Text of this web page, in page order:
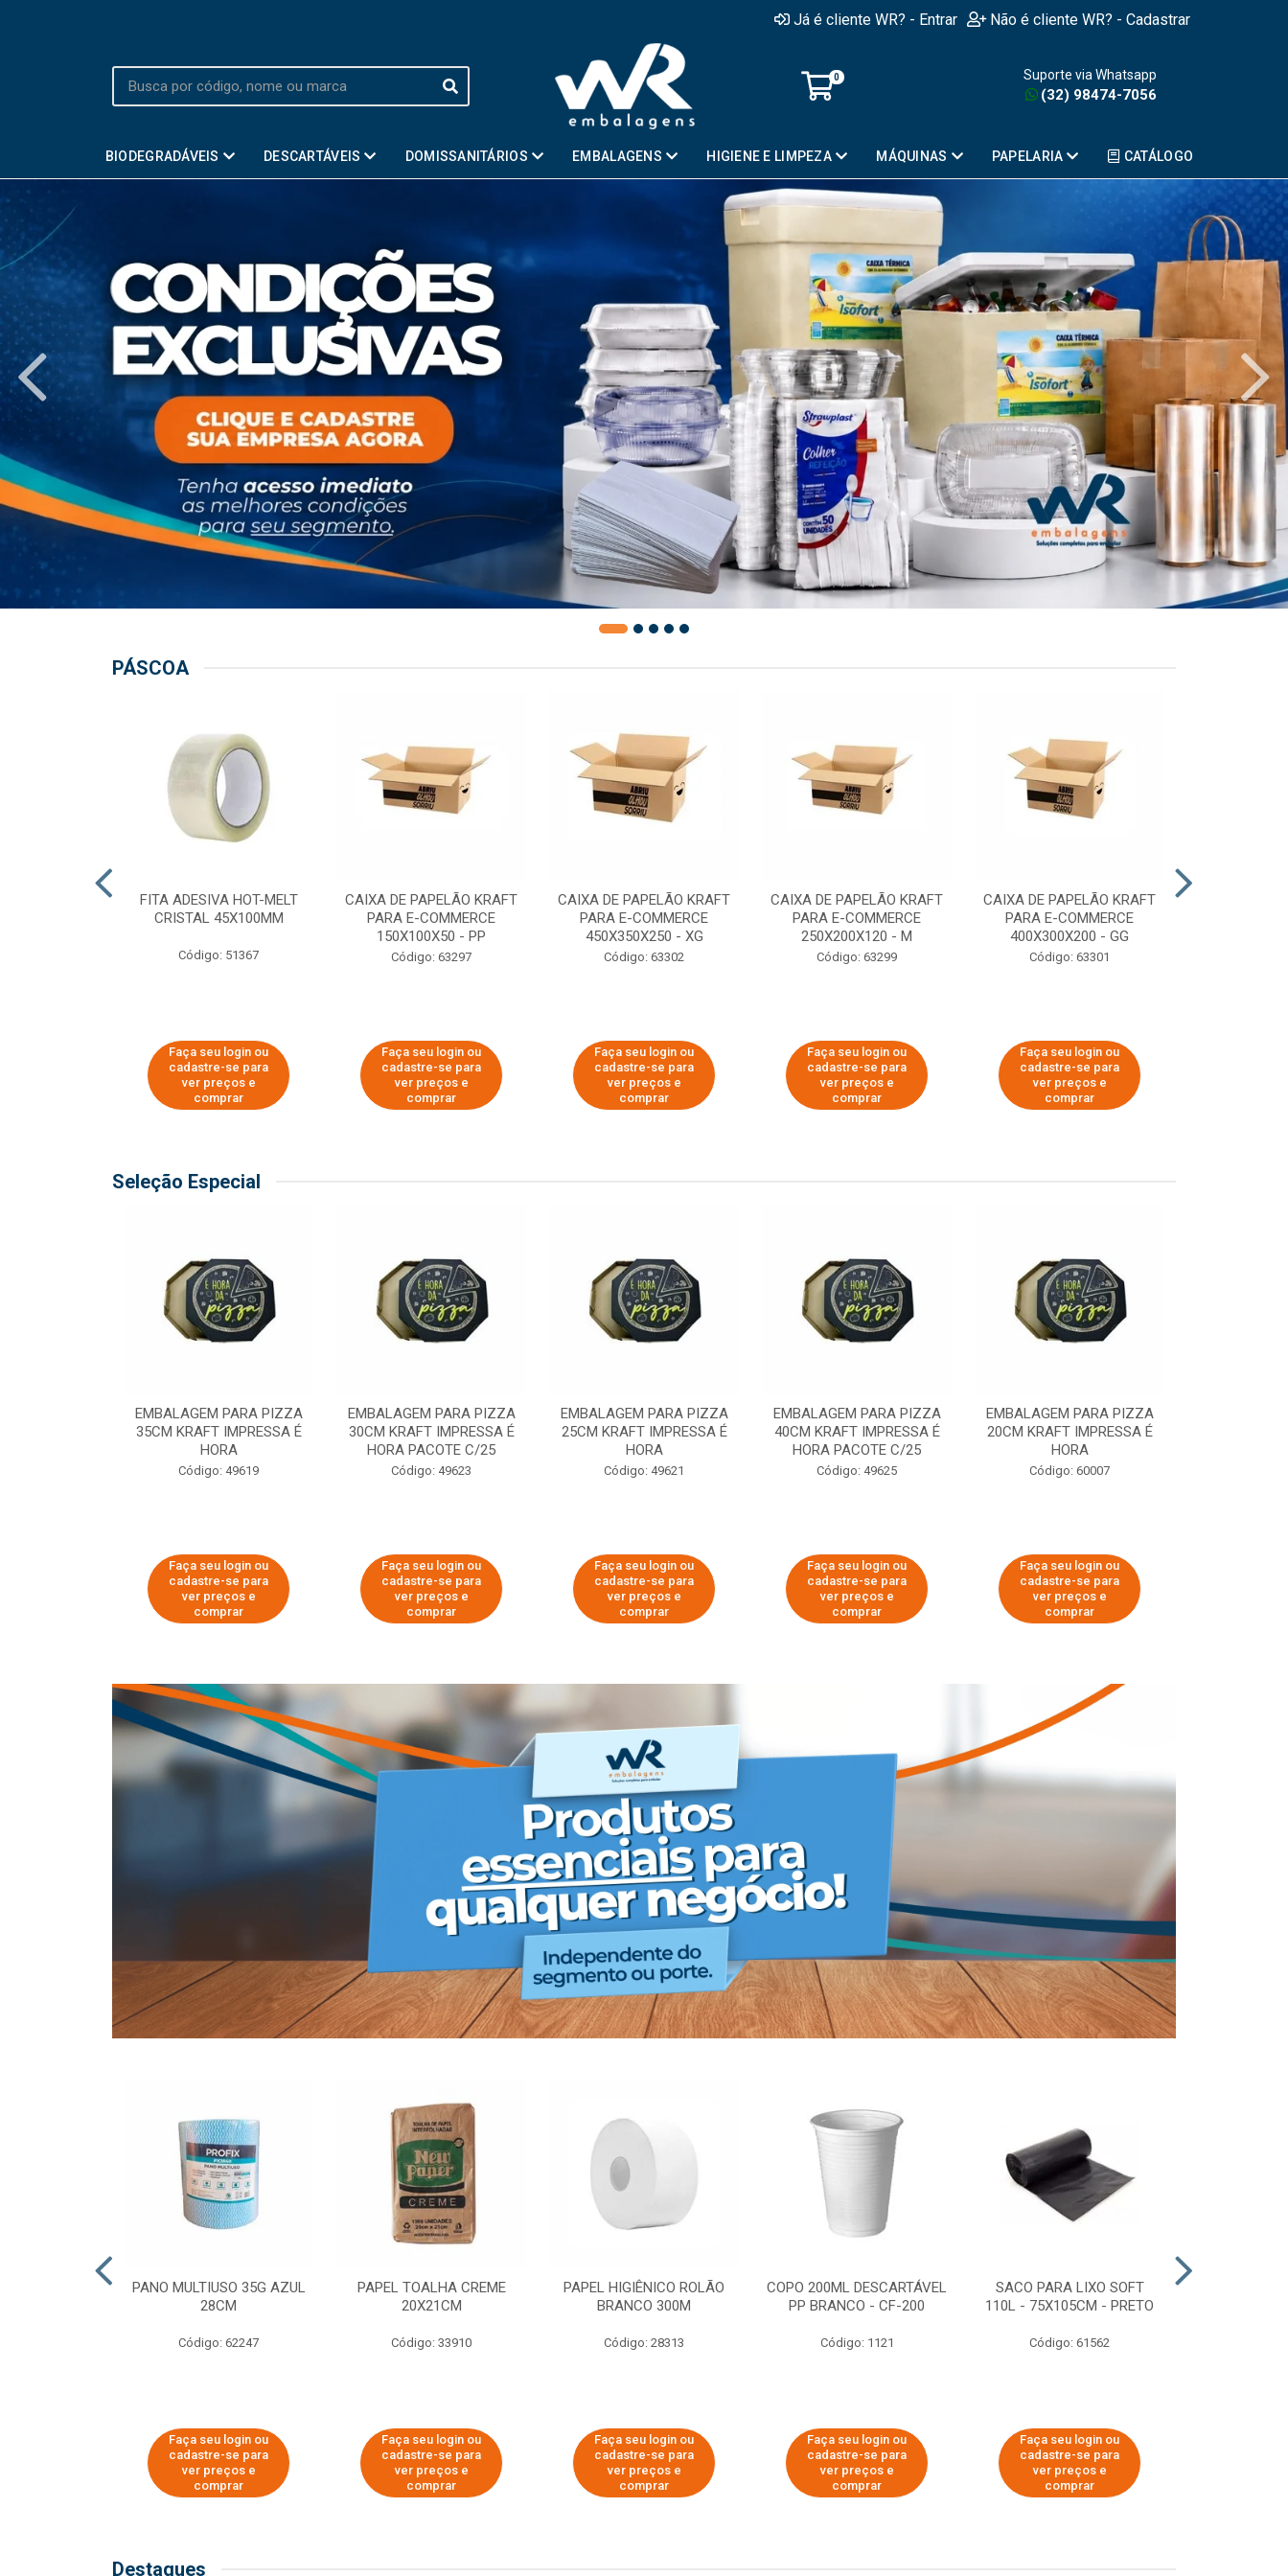
Já é cliente WR? - Entrar Não é cliente WR? - Cadastrar
0 Suporte via Whatsapp
(32) 98474-7056
BIODEGRADÁVEIS DESCARTÁVEIS DOMISSANITÁRIOS EMBALAGENS HIGIENE E LIMPEZA MÁQUINAS PAPELARIA CATÁLOGO
PÁSCOA
FITA ADESIVA HOT-MELT
CRISTAL 45X100MM
Código: 51367
Faça seu login ou
cadastre-se para
ver preços e
comprar
CAIXA DE PAPELÃO KRAFT
PARA E-COMMERCE
150X100X50 - PP
Código: 63297
Faça seu login ou
cadastre-se para
ver preços e
comprar
CAIXA DE PAPELÃO KRAFT
PARA E-COMMERCE
450X350X250 - XG
Código: 63302
Faça seu login ou
cadastre-se para
ver preços e
comprar
CAIXA DE PAPELÃO KRAFT
PARA E-COMMERCE
250X200X120 - M
Código: 63299
Faça seu login ou
cadastre-se para
ver preços e
comprar
CAIXA DE PAPELÃO KRAFT
PARA E-COMMERCE
400X300X200 - GG
Código: 63301
Faça seu login ou
cadastre-se para
ver preços e
comprar
Seleção Especial
EMBALAGEM PARA PIZZA
35CM KRAFT IMPRESSA É
HORA
Código: 49619
Faça seu login ou
cadastre-se para
ver preços e
comprar
EMBALAGEM PARA PIZZA
30CM KRAFT IMPRESSA É
HORA PACOTE C/25
Código: 49623
Faça seu login ou
cadastre-se para
ver preços e
comprar
EMBALAGEM PARA PIZZA
25CM KRAFT IMPRESSA É
HORA
Código: 49621
Faça seu login ou
cadastre-se para
ver preços e
comprar
EMBALAGEM PARA PIZZA
40CM KRAFT IMPRESSA É
HORA PACOTE C/25
Código: 49625
Faça seu login ou
cadastre-se para
ver preços e
comprar
EMBALAGEM PARA PIZZA
20CM KRAFT IMPRESSA É
HORA
Código: 60007
Faça seu login ou
cadastre-se para
ver preços e
comprar
PANO MULTIUSO 35G AZUL
28CM
Código: 62247
Faça seu login ou
cadastre-se para
ver preços e
comprar
PAPEL TOALHA CREME
20X21CM
Código: 33910
Faça seu login ou
cadastre-se para
ver preços e
comprar
PAPEL HIGIÊNICO ROLÃO
BRANCO 300M
Código: 28313
Faça seu login ou
cadastre-se para
ver preços e
comprar
COPO 200ML DESCARTÁVEL
PP BRANCO - CF-200
Código: 1121
Faça seu login ou
cadastre-se para
ver preços e
comprar
SACO PARA LIXO SOFT
110L - 75X105CM - PRETO
Código: 61562
Faça seu login ou
cadastre-se para
ver preços e
comprar
Destaques